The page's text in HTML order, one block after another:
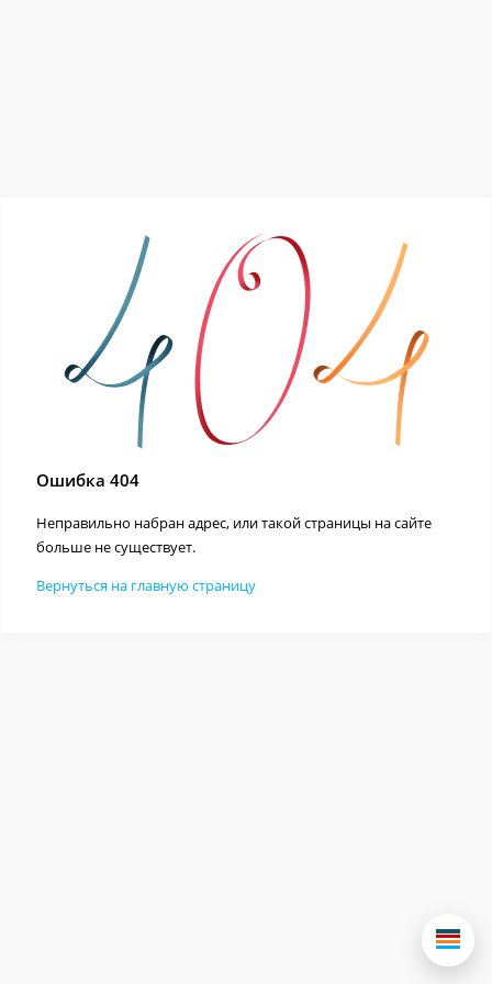
Ошибка 404
Неправильно набран адрес, или такой страницы на сайте
больше не существует.
Вернуться на главную страницу